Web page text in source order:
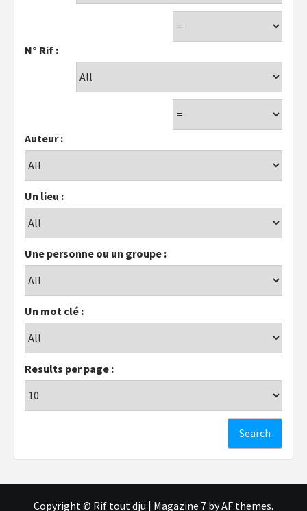
N° Rif :
Auteur :
Un lieu :
Une personne ou un groupe :
Un mot clé :
Results per page :
Copyright © Rif tout dju | Magazine 7 by AF themes.